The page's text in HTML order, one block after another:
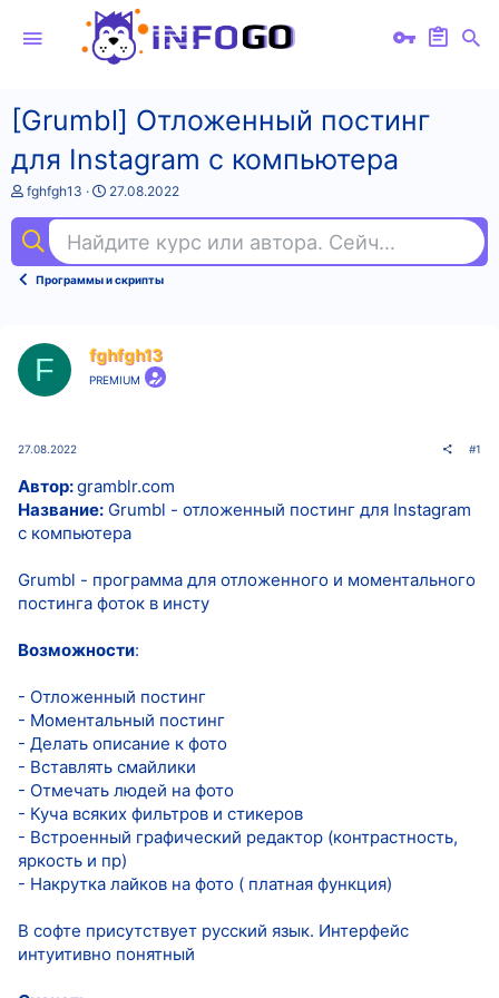
[Grumbl] Отложенный постинг
для Instagram c компьютера
А
т
о
т
fghfgh13
Д
а
н
а
а
27.08.2022
Найдите курс или автора. Сейчас ищут
Программы и скрипты
F fghfgh13
PREMIUM
27.08.2022 #1
Автор:gramblr.com
Название: Grumbl - отложенный постинг для Instagram
c компьютера
Grumbl - программа для отложенного и моментального
постинга фоток в инсту
Возможности:
- Отложенный постинг
- Моментальный постинг
- Делать описание к фото
- Вставлять смайлики
- Отмечать людей на фото
- Куча всяких фильтров и стикеров
- Встроенный графический редактор (контрастность,
яркость и пр)
- Накрутка лайков на фото ( платная функция)
В софте присутствует русский язык. Интерфейс
интуитивно понятный